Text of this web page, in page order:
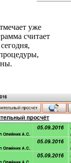
уже
считает